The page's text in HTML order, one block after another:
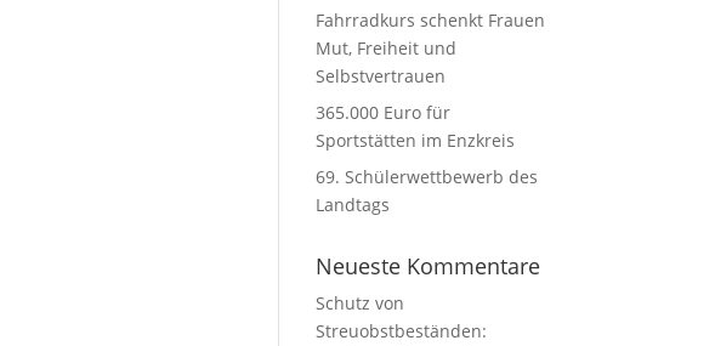
Fahrradkurs schenkt Frauen
Mut, Freiheit und
Selbstvertrauen
365.000 Euro für
Sportstätten im Enzkreis
69. Schülerwettbewerb des
Landtags
Neueste Kommentare
Schutz von
Streuobstbeständen: